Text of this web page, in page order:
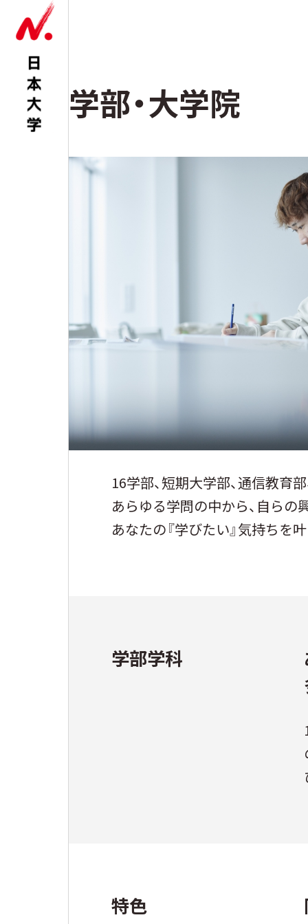
学部・⼤学院
16学部、短期大学部、通信教育
あらゆる学問の中から、自らの
あなたの『学びたい』気持ちを
学部学科
特色